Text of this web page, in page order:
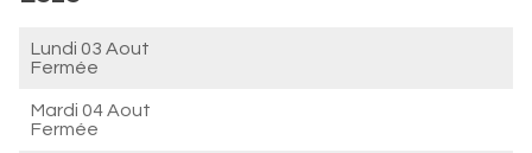
Lundi 03 Aout
Fermée
Mardi 04 Aout
Fermée